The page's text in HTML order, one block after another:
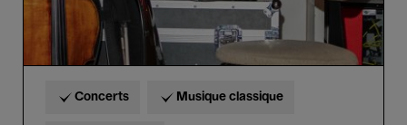
Concerts Musique classique